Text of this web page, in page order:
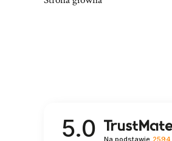
5.0 Na podstawie 2594